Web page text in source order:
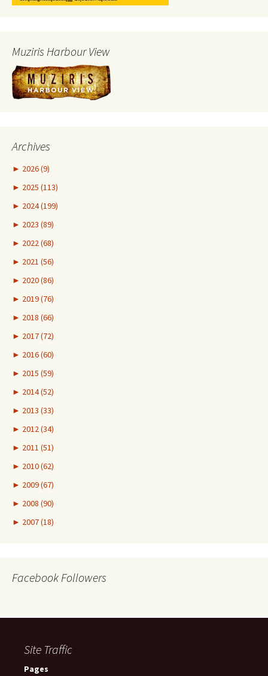
Muziris Harbour View
Archives
► 2026 (9)
► 2025 (113)
► 2024 (199)
► 2023 (89)
► 2022 (68)
► 2021 (56)
► 2020 (86)
► 2019 (76)
► 2018 (66)
► 2017 (72)
► 2016 (60)
► 2015 (59)
► 2014 (52)
► 2013 (33)
► 2012 (34)
► 2011 (51)
► 2010 (62)
► 2009 (67)
► 2008 (90)
► 2007 (18)
Facebook Followers
Site Traffic
Pages